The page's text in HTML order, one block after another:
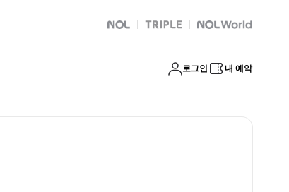
대출 대학생비상금대출
NOL 트리플 Global Interpark
로그인 내 예약